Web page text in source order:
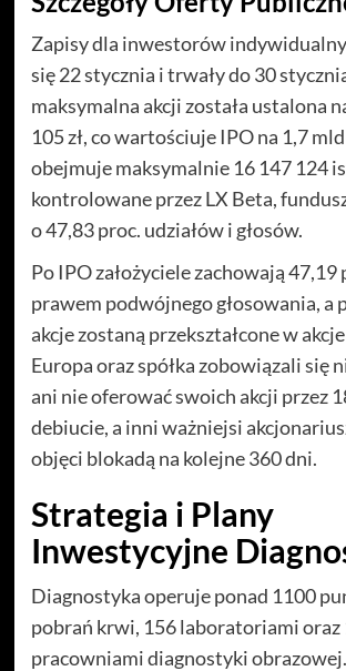
Zapisy dla inwestorów
się 22 stycznia i trwały do 30
maksymalna akcji została ustalona
105 zł, co wartościuje IPO na 1,7
obejmuje maksymalnie 16 147 124
kontrolowane przez LX Beta,
o 47,83 proc. udziałów i głosów.
Po IPO założyciele zachowają 47,19
prawem podwójnego głosowania, a
akcje zostaną przekształcone w
Europa oraz spółka zobowiązali się
ani nie oferować swoich akcji przez
debiucie, a inni ważniejsi
objęci blokadą na kolejne 360 dni.
Strategia i Plany
Inwestycyjne
Diagnostyka operuje ponad 1100
pobrań krwi, 156 laboratoriami oraz
pracowniami diagnostyki